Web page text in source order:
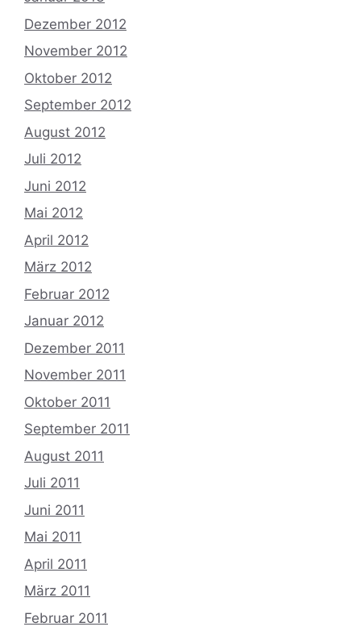
Dezember 2012
November 2012
Oktober 2012
September 2012
August 2012
Juli 2012
Juni 2012
Mai 2012
April 2012
März 2012
Februar 2012
Januar 2012
Dezember 2011
November 2011
Oktober 2011
September 2011
August 2011
Juli 2011
Juni 2011
Mai 2011
April 2011
März 2011
Februar 2011